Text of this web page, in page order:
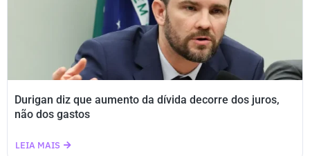
Durigan diz que aumento da dívida decorre dos juros,
não dos gastos
LEIA MAIS